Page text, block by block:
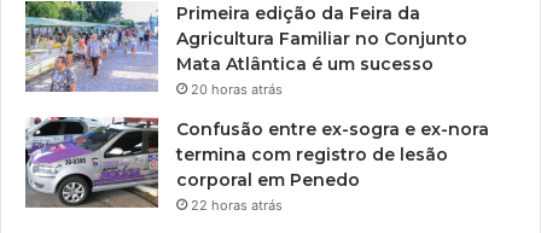
Primeira edição da Feira da
Agricultura Familiar no Conjunto
Mata Atlântica é um sucesso
20 horas atrás
Confusão entre ex-sogra e ex-nora
termina com registro de lesão
corporal em Penedo
22 horas atrás